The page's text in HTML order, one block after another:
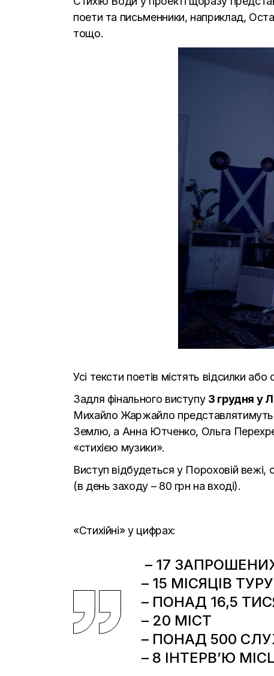
поети та письменники, наприклад,
тощо.
Усі тексти поетів містять відсилки
Задля фінального виступу 3 грудня у
Михайло Жаржайло представлятимуть
Землю, а Анна Ютченко, Ольга
«стихією музики».
Виступ відбудеться у Пороховій
(в день заходу – 80 грн на вході).
«Стихійні» у цифрах:
– 17
– 15 МІСЯЦІВ ТУРУ
– ПОНАД 16,5
– 20 МІСТ
– ПОНАД 500
– 8 ІНТЕРВ’Ю